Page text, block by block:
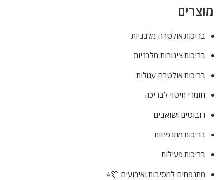
מוצרים
בריכות אולטרה מלבניות
בריכות צינורות מלבניות
בריכות אולטרה עגולות
חומרי חיטוי לבריכה
רובוטים ושואבים
בריכות מתנפחות
בריכות פעילות
מתנפחים למסיבות ואירועים 🎊⭐